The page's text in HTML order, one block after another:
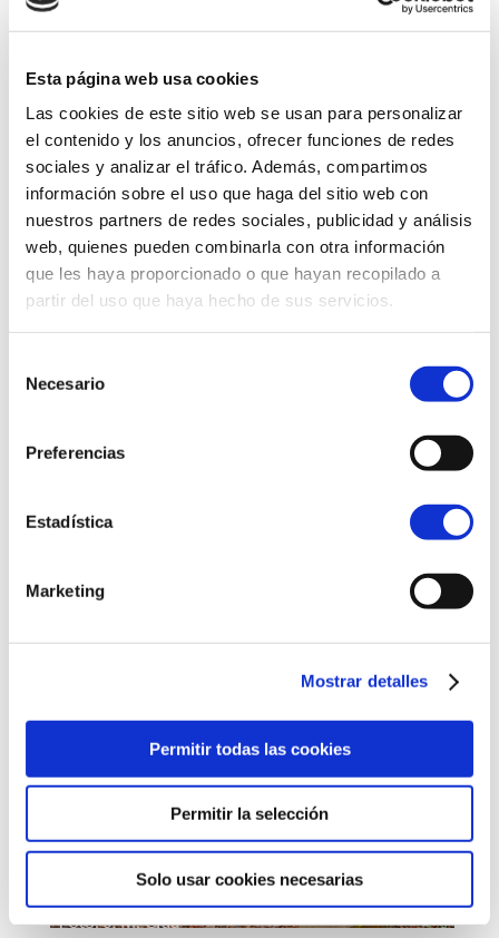
Esta página web usa cookies
Las cookies de este sitio web se usan para personalizar
el contenido y los anuncios, ofrecer funciones de redes
sociales y analizar el tráfico. Además, compartimos
información sobre el uso que haga del sitio web con
nuestros partners de redes sociales, publicidad y análisis
web, quienes pueden combinarla con otra información
que les haya proporcionado o que hayan recopilado a
partir del uso que haya hecho de sus servicios.
Necesario
Preferencias
Estadística
Marketing
Mostrar detalles
Permitir todas las cookies
Permitir la selección
Solo usar cookies necesarias
población.
4- Ruta fotográfica
Descárgate aquí la
5- Ruta de los búnkeres